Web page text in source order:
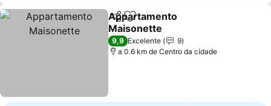
PartilharAdicionar aos favoritos
Appartamento
Maisonette
9,9 Excelente
9
a 0.6 km de Centro da cidade